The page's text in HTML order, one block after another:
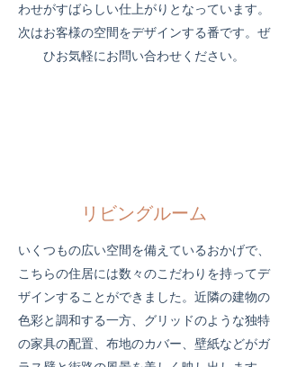
わせがすばらしい仕上がりとなっています。
次はお客様の空間をデザインする番です。ぜ
ひお気軽にお問い合わせください。
リビングルーム
いくつもの広い空間を備えているおかげで、
こちらの住居には数々のこだわりを持ってデ
ザインすることができました。近隣の建物の
色彩と調和する一方、グリッドのような独特
の家具の配置、布地のカバー、壁紙などがガ